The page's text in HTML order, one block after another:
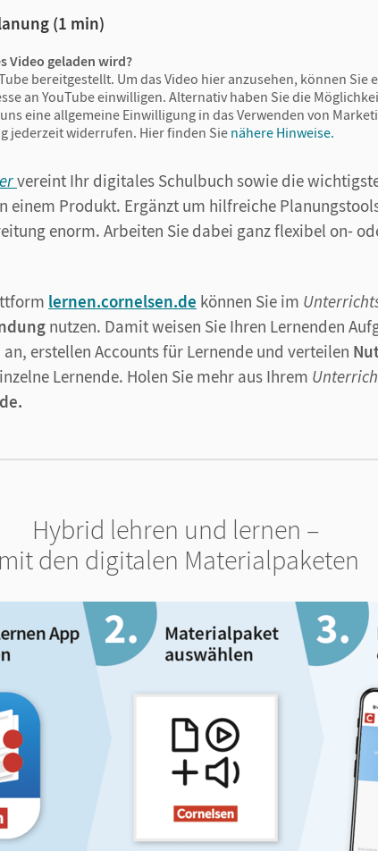
(1 min)
Video geladen wird?
bereitgestellt. Um das Video hier anzusehen, können Sie
an YouTube einwilligen. Alternativ haben Sie die
eine allgemeine Einwilligung in das Verwenden von
jederzeit widerrufen. Hier finden Sie nähere Hinweise.
vereint Ihr digitales Schulbuch sowie die
einem Produkt. Ergänzt um hilfreiche
enorm. Arbeiten Sie dabei ganz flexibel on-
lernen.cornelsen.de können Sie im
nutzen. Damit weisen Sie Ihren Lernenden
erstellen Accounts für Lernende und verteilen
Lernende. Holen Sie mehr aus Ihrem
Hybrid lehren und lernen –
mit den digitalen Materialpaketen